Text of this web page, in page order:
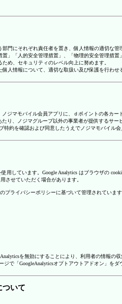
門にそれぞれ責任者を置き、個人情報の適切な管
」「人的安全管理措置」、「物理的安全管理措置
め、セキュリティのレベル向上に努めます。
人情報について、適切な取扱い及び保護を行わせ
ジマモバイル会員アプリに、ｄポイントの各
り、ノジマグループ以外の事業者が提供するサ
約を確認および同意したうえでノジマモバイル会
用しています。Google Analytics はブラウザの
させていただく場合があります。
プライバシーポリシーに基づいて管理されています
を無効にすることにより、利用者の情報の
で「GoogleAnalyticsオプトアウトアドオン」
ついて